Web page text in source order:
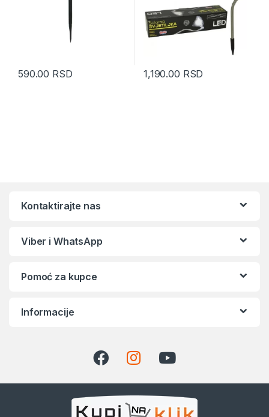
590.00 RSD 1,190.00 RSD
Kontaktirajte nas
Viber i WhatsApp
Pomoć za kupce
Informacije